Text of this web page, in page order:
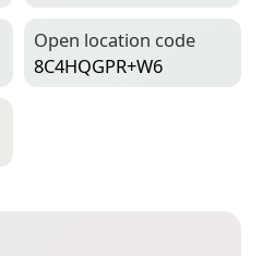
Open location code
8C4HQGPR+W6